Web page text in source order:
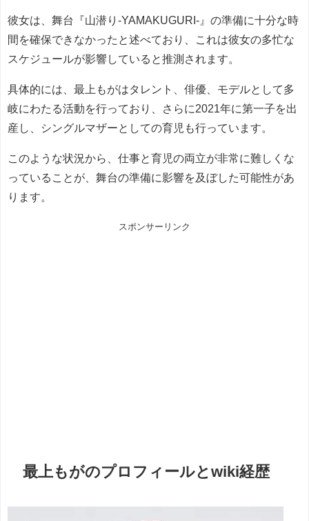
彼女は、舞台『山潜り-YAMAKUGURI-』の準備に十分な時
間を確保できなかったと述べており、これは彼女の多忙な
スケジュールが影響していると推測されます。
具体的には、最上もがはタレント、俳優、モデルとして多
岐にわたる活動を行っており、さらに2021年に第一子を出
産し、シングルマザーとしての育児も行っています。
このような状況から、仕事と育児の両立が非常に難しくな
っていることが、舞台の準備に影響を及ぼした可能性があ
ります。
スポンサーリンク
最上もがのプロフィールとwiki経歴